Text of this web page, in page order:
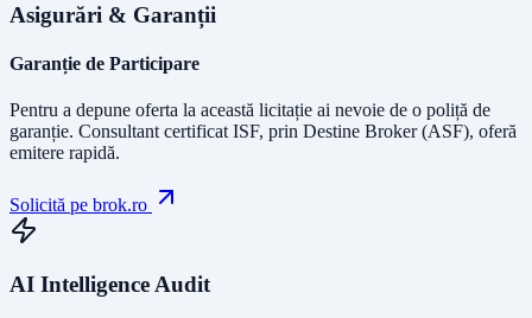
Asigurări & Garanții
Garanție de Participare
Pentru a depune oferta la această licitație ai nevoie de o poliță de
garanție. Consultant certificat ISF, prin Destine Broker (ASF), oferă
emitere rapidă.
Solicită pe brok.ro
AI Intelligence Audit